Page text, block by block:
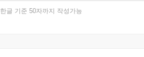
한글 기준 50자까지 작성가능